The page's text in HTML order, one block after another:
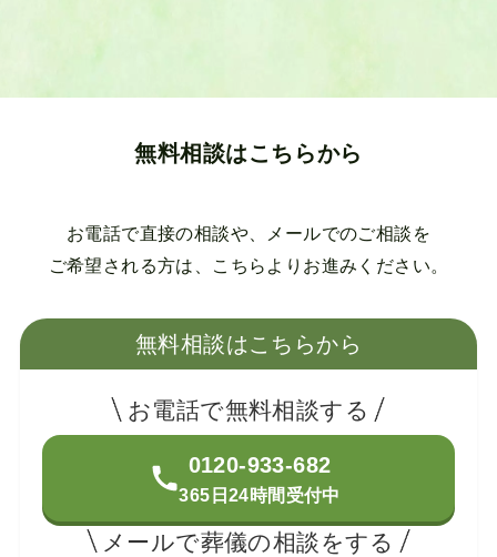
無料相談はこちらから
お電話で直接の相談や、メールでのご相談を
ご希望される方は、こちらよりお進みください。
無料相談はこちらから
お電話で無料相談する
0120-933-682
365日24時間受付中
メールで葬儀の相談をする